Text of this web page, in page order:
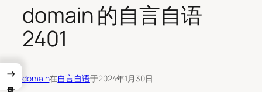
domain 的自言自语
2401
domain在自言自语于2024年1月30日
→